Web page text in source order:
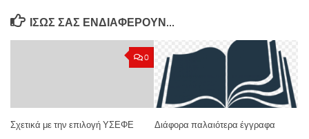
ΊΣΩΣ ΣΑΣ ΕΝΔΙΑΦΈΡΟΥΝ…
0
Σχετικά με την επιλογή ΥΣΕΦΕ Διάφορα παλαιότερα έγγραφα